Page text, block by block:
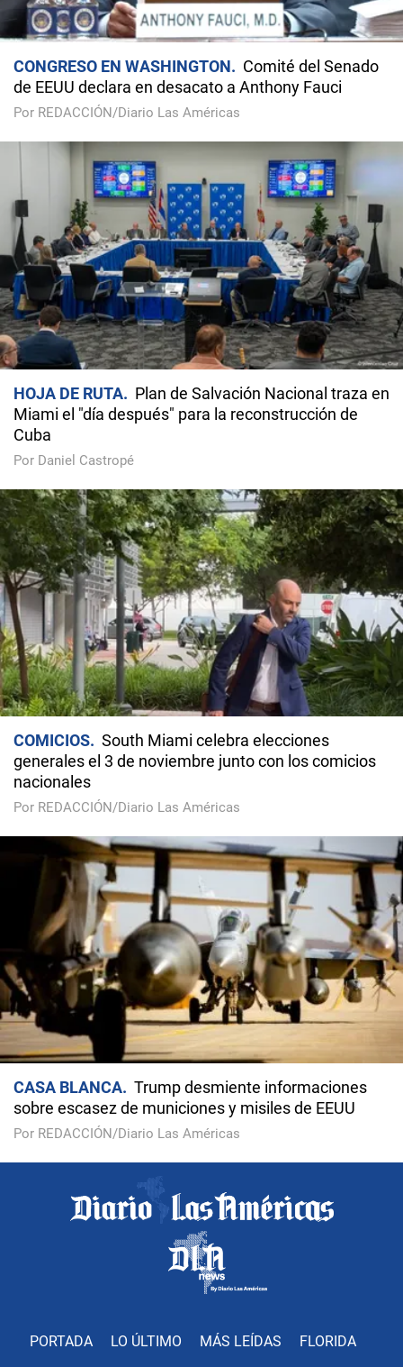
CONGRESO EN WASHINGTON
Comité del Senado
de EEUU declara en desacato a Anthony Fauci
Por REDACCIÓN/Diario Las Américas
HOJA DE RUTA
Plan de Salvación Nacional traza en
Miami el "día después" para la reconstrucción de
Cuba
Por Daniel Castropé
COMICIOS
South Miami celebra elecciones
generales el 3 de noviembre junto con los comicios
nacionales
Por REDACCIÓN/Diario Las Américas
CASA BLANCA
Trump desmiente informaciones
sobre escasez de municiones y misiles de EEUU
Por REDACCIÓN/Diario Las Américas
PORTADA LO ÚLTIMO MÁS LEÍDAS FLORIDA